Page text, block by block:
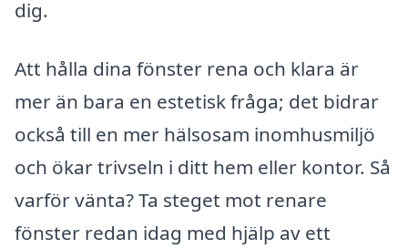
dig.
Att hålla dina fönster rena och klara är
mer än bara en estetisk fråga; det bidrar
också till en mer hälsosam inomhusmiljö
och ökar trivseln i ditt hem eller kontor. Så
varför vänta? Ta steget mot renare
fönster redan idag med hjälp av ett